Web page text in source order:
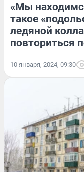
«Мы
такое
ледяной
повториться
10 января, 2024, 09:30